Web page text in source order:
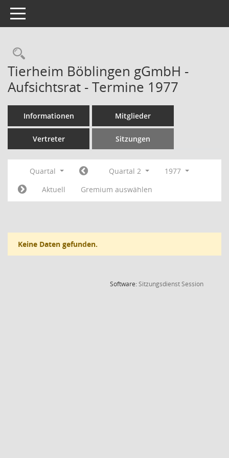
Toggle navigation
Rechercheauswahl
Tierheim Böblingen gGmbH -
Aufsichtsrat - Termine 1977
Informationen Mitglieder
Vertreter Sitzungen
Quartal Quartal 2
1977
Aktuell
Gremium auswählen
Keine Daten gefunden.
Software:SitzungsdienstSession(Wird in